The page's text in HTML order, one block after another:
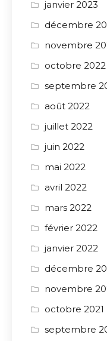
janvier 2023
décembre
novembre
octobre 2022
septembre
août 2022
juillet 2022
juin 2022
mai 2022
avril 2022
mars 2022
février 2022
janvier 2022
décembre
novembre
octobre 2021
septembre